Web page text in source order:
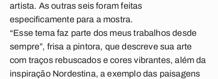
artista. As outras seis foram feitas
especificamente para a mostra.
“Esse tema faz parte dos meus trabalhos desde
sempre”, frisa a pintora, que descreve sua arte
com traços rebuscados e cores vibrantes, além da
inspiração Nordestina, a exemplo das paisagens